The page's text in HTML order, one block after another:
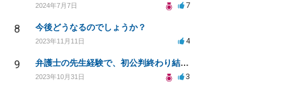
2024年7月7日 7
8 今後どうなるのでしょうか？
2023年11月11日 4
9 弁護士の先生経験で、初公判終わり結審です、判決は、実刑？執行猶予?示談成立、初犯 見解お願い致します
2023年10月31日 3